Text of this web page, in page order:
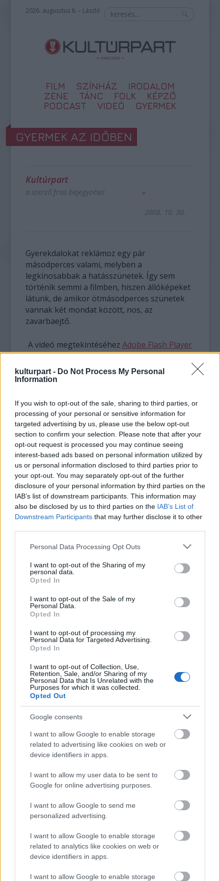
kulturpart - Do Not Process My Personal
Information
If you wish to opt-out of the sale, sharing to third parties, or
processing of your personal or sensitive information for
targeted advertising by us, please use the below opt-out
section to confirm your selection. Please note that after your
opt-out request is processed you may continue seeing
interest-based ads based on personal information utilized by
us or personal information disclosed to third parties prior to
your opt-out. You may separately opt-out of the further
disclosure of your personal information by third parties on the
IAB’s list of downstream participants. This information may
also be disclosed by us to third parties on the IAB’s List of
Downstream Participants that may further disclose it to other
Please note that this website/app uses one or more Google
not limited to your visit or usage behaviour. You may click to
grant or deny consent to Google and its third-party tags to
use your data for below specified purposes in below Google
consent section.
Personal Data Processing Opt Outs
I want to opt-out of the Sharing of my
personal data.
Opted In
I want to opt-out of the Sale of my
Personal Data.
Opted In
I want to opt-out of processing my
Personal Data for Targeted Advertising.
Opted In
I want to opt-out of Collection, Use,
Retention, Sale, and/or Sharing of my
Personal Data that Is Unrelated with the
Purposes for which it was collected.
Opted Out
Google consents
I want to allow Google to enable storage
related to advertising like cookies on web or
device identifiers in apps.
I want to allow my user data to be sent to
Google for online advertising purposes.
I want to allow Google to send me
personalized advertising.
I want to allow Google to enable storage
related to analytics like cookies on web or
device identifiers in apps.
I want to allow Google to enable storage
2026. augusztus 8. – László
FILM SZÍNHÁZ
IRODALOM
ZENE
TÁNC FOLK
KÉPZŐ
PODCAST
VIDEÓ GYERMEK
GYERMEK AZ IDŐBEN
Kultúrpart
a szerző friss bejegyzései
2008. 10. 30.
Gyerekdalokat reklámoz egy pár
másodperces valami, melyben a
legkínosabbak a hatásszünetek. Így sem
történik semmi a filmben, hiszen állóképeket
látunk, de amikor ötmásodperces szünetek
vannak két mondat között, nos, az
zavarbaejtő.
A videó megtekintéséhez Adobe Flash Player
szükséges!
Mozgópart
VILÁGZENÉK A LEGJOBB MINŐSÉGBEN
BÉRLETTEL A ZENEAKADÉMIÁRA
NÉPMŰVÉSZET EGÉSZ ÉVBEN!
https://kulturpart.hu/api/trackback/id/7834170
Kommentek:
A hozzászólások a vonatkozó jogszabályok
értelmében felhasználói tartalomnak
minősülnek, értük aszolgáltatás technikai
Részletek a Felhasználási feltételekben és az adatvédelmi tájékoztatóban
Legolvasottabb
Megdöbbentő fotók a néptelen fővárosról